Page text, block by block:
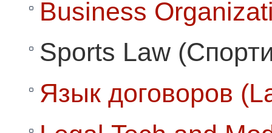
Business
Sports Law
Язык договоров